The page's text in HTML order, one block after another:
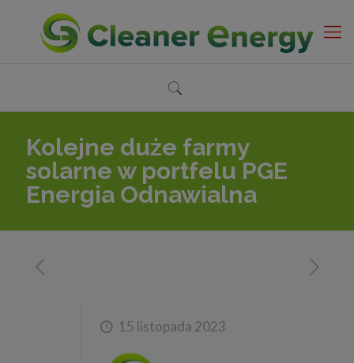
Kolejne duże farmy
solarne w portfelu PGE
Energia Odnawialna
15 listopada 2023